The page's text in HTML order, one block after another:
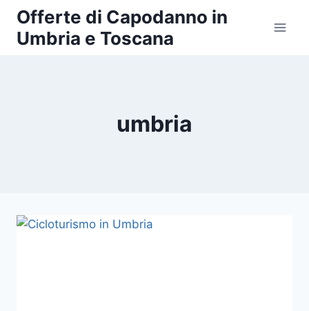
Salta
contenuto
Offerte di Capodanno in
Umbria e Toscana
umbria